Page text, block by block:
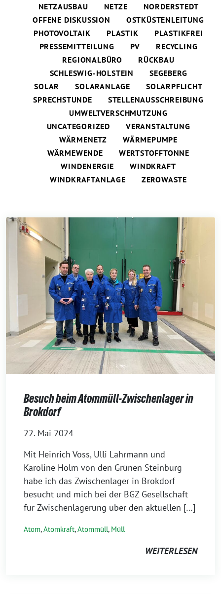
NETZAUSBAU
NETZE
NORDERSTEDT
OFFENE DISKUSSION
OSTKÜSTENLEITUNG
PHOTOVOLTAIK
PLASTIK
PLASTIKFREI
PRESSEMITTEILUNG
PV
RECYCLING
REGIONALBÜRO
RÜCKBAU
SCHLESWIG-HOLSTEIN
SEGEBERG
SOLAR
SOLARANLAGE
SOLARPFLICHT
SPRECHSTUNDE
STELLENAUSSCHREIBUNG
UMWELTVERSCHMUTZUNG
UNCATEGORIZED
VERANSTALTUNG
WÄRMENETZ
WÄRMEPUMPE
WÄRMEWENDE
WERTSTOFFTONNE
WINDENERGIE
WINDKRAFT
WINDKRAFTANLAGE
ZEROWASTE
Besuch beim Atommüll-Zwischenlager in
Brokdorf
22. Mai 2024
Mit Heinrich Voss, Ulli Lahrmann und
Karoline Holm von den Grünen Steinburg
habe ich das Zwischenlager in Brokdorf
besucht und mich bei der BGZ Gesellschaft
für Zwischenlagerung über den aktuellen […]
Atom,Atomkraft,Atommüll, Müll
WEITERLESEN